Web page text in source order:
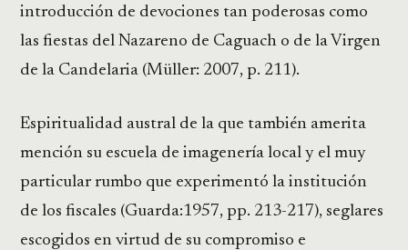
introducción de devociones tan poderosas como
las fiestas del Nazareno de Caguach o de la Virgen
de la Candelaria (Müller: 2007, p. 211).
Espiritualidad austral de la que también amerita
mención su escuela de imagenería local y el muy
particular rumbo que experimentó la institución
de los fiscales (Guarda:1957, pp. 213-217), seglares
escogidos en virtud de su compromiso e